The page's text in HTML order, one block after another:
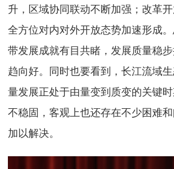
升，区域协同联动不断加强；改革
全方位对内对外开放态势加速形成
带发展成就有目共睹，发展质量稳
趋向好。同时也要看到，长江流域
量发展正处于由量变到质变的关键
不稳固，客观上也还存在不少困难
加以解决。